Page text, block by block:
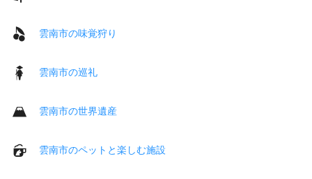
雲南市の味覚狩り
雲南市の巡礼
雲南市の世界遺産
雲南市のペットと楽しむ施設